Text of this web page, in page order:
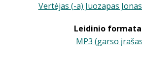
Vertėjas (-a) Juozapas
Leidinio
MP3 (garso